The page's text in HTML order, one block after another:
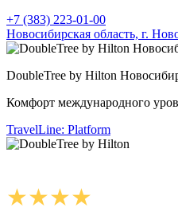
+7 (383) 223-01-00
Новосибирская область, г.
DoubleTree by Hilton
Комфорт международного
TravelLine: Platform